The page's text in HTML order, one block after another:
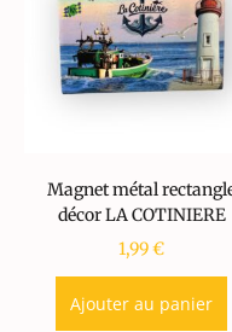
Magnet métal
décor LA COTINIERE
1,99€
Ajouter au panier